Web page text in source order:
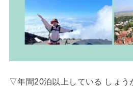
▽年間20泊以上している しょう